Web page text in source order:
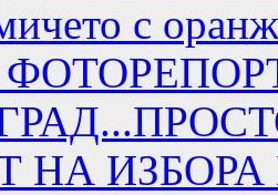
с
НА